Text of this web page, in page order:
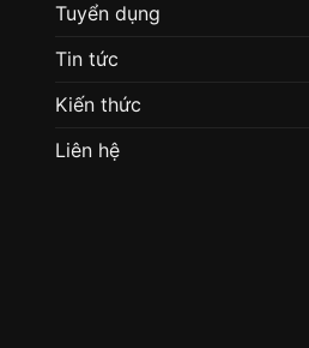
Tuyển dụng
Tin tức
Kiến thức
Liên hệ